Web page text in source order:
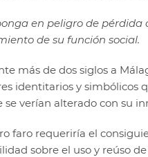
en peligro de
de su función social.
más de dos siglos a
identitarios y simbólicos
verían alterado con su
faro requeriría el
sobre el uso y reúso